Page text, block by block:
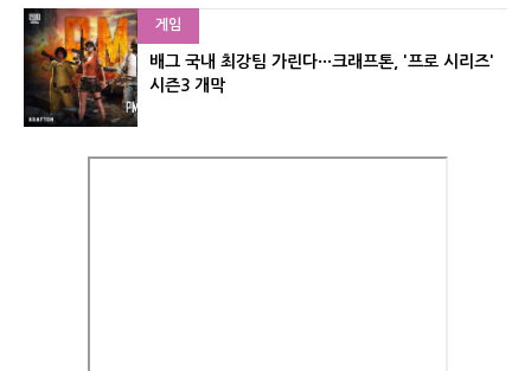
게임
배그 국내 최강팀 가린다···크래프톤, '프로 시리즈'
시즌3 개막